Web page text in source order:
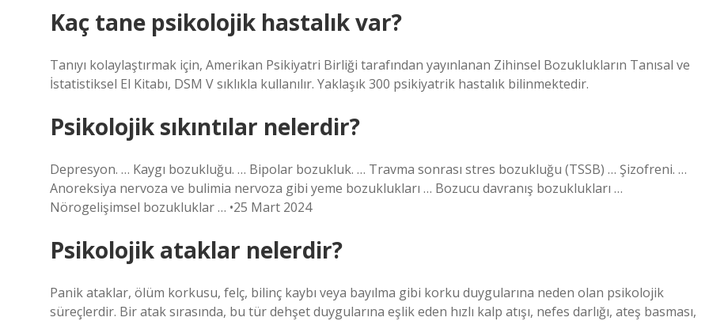
Kaç tane psikolojik hastalık var?
Tanıyı kolaylaştırmak için, Amerikan Psikiyatri Birliği tarafından yayınlanan Zihinsel Bozuklukların Tanısal ve
İstatistiksel El Kitabı, DSM V sıklıkla kullanılır. Yaklaşık 300 psikiyatrik hastalık bilinmektedir.
Psikolojik sıkıntılar nelerdir?
Depresyon. … Kaygı bozukluğu. … Bipolar bozukluk. … Travma sonrası stres bozukluğu (TSSB) … Şizofreni. …
Anoreksiya nervoza ve bulimia nervoza gibi yeme bozuklukları … Bozucu davranış bozuklukları …
Nörogelişimsel bozukluklar … •25 Mart 2024
Psikolojik ataklar nelerdir?
Panik ataklar, ölüm korkusu, felç, bilinç kaybı veya bayılma gibi korku duygularına neden olan psikolojik
süreçlerdir. Bir atak sırasında, bu tür dehşet duygularına eşlik eden hızlı kalp atışı, nefes darlığı, ateş basması,